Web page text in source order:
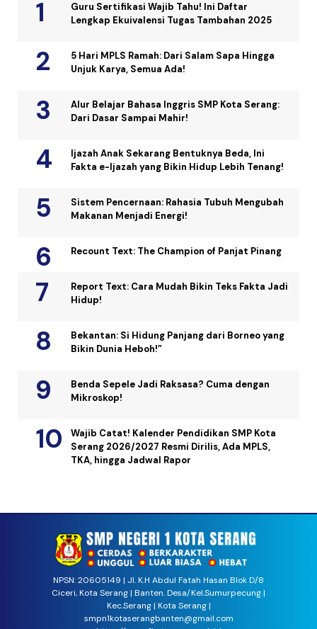
Guru Sertifikasi Wajib Tahu! Ini Daftar
Lengkap Ekuivalensi Tugas Tambahan 2025
5 Hari MPLS Ramah: Dari Salam Sapa Hingga
Unjuk Karya, Semua Ada!
Alur Belajar Bahasa Inggris SMP Kota Serang:
Dari Dasar Sampai Mahir!
Ijazah Anak Sekarang Bentuknya Beda, Ini
Fakta e-Ijazah yang Bikin Hidup Lebih Tenang!
Sistem Pencernaan: Rahasia Tubuh Mengubah
Makanan Menjadi Energi!
Recount Text: The Champion of Panjat Pinang
Report Text: Cara Mudah Bikin Teks Fakta Jadi
Hidup!
Bekantan: Si Hidung Panjang dari Borneo yang
Bikin Dunia Heboh!”
Benda Sepele Jadi Raksasa? Cuma dengan
Mikroskop!
Wajib Catat! Kalender Pendidikan SMP Kota
Serang 2026/2027 Resmi Dirilis, Ada MPLS,
TKA, hingga Jadwal Rapor
NPSN: 20605149 | Jl. K.H Abdul Fatah Hasan Blok D/8
Ciceri, Kota Serang | Banten. Desa/Kel.Sumurpecung |
Kec.Serang | Kota Serang |
smpn1kotaserangbanten@gmail.com